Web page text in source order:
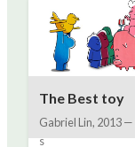
The Best toy
Gabriel Lin, 2013—
s